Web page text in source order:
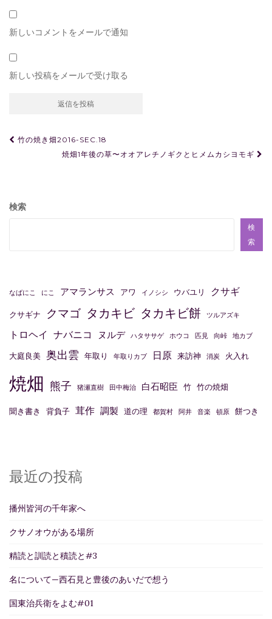
新しいコメントをメールで通知
新しい投稿をメールで受け取る
投
ゲ
ン
竹の焼き畑2016-SEC.18
焼畑1年後の草〜オオアレチノギクとヒメムカシヨモギ
検索
検
索
なばにこ にこ アマランサス アワ イノシシ ウバユリ クサギ
クサギナ クマゴ タカキビ タカキビ餅 ツルアズキ
トロヘイ ナバニコ ヌルデ ハタササゲ ホウコ 匹見 向峠 地カブ
大庭良美 奥出雲 年取り 年取りカブ 日原 来訪神 消炭 火入れ
焼畑 熊子 猪瀬直樹 田中梅治 白石昭臣 竹 竹の焼畑
聞き書き 背負子 茸作 調製 道の理 都賀村 阿井 音楽 頓原 餅つき
最近の投稿
播州皆河の千年家へ
クサノオウがある場所
精読と訓読と積読と#3
名について—西石見と豊後のあいだで想う
国東治兵衛をよむ#01